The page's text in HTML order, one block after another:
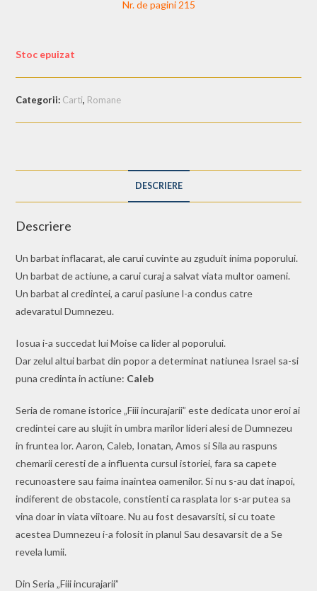
Nr. de pagini 215
Stoc epuizat
Categorii: Carti, Romane
DESCRIERE
Descriere
Un barbat inflacarat, ale carui cuvinte au zguduit inima poporului.
Un barbat de actiune, a carui curaj a salvat viata multor oameni.
Un barbat al credintei, a carui pasiune l-a condus catre
adevaratul Dumnezeu.
Iosua i-a succedat lui Moise ca lider al poporului.
Dar zelul altui barbat din popor a determinat natiunea Israel sa-si
puna credinta in actiune: Caleb
Seria de romane istorice „Fiii incurajarii” este dedicata unor eroi ai
credintei care au slujit in umbra marilor lideri alesi de Dumnezeu
in fruntea lor. Aaron, Caleb, Ionatan, Amos si Sila au raspuns
chemarii ceresti de a influenta cursul istoriei, fara sa capete
recunoastere sau faima inaintea oamenilor. Si nu s-au dat inapoi,
indiferent de obstacole, constienti ca rasplata lor s-ar putea sa
vina doar in viata viitoare. Nu au fost desavarsiti, si cu toate
acestea Dumnezeu i-a folosit in planul Sau desavarsit de a Se
revela lumii.
Din Seria „Fiii incurajarii”